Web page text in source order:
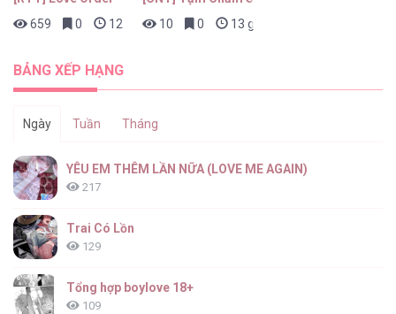
CẬU LÀ THẾ GIỚI CỦA TÔI [...] – Chap 15
659
0 12 giờ trước
10
0 13 giờ trước
BẢNG XẾP HẠNG
Ngày Tuần Tháng
YÊU EM THÊM LẦN NỮA (LOVE ME AGAIN)
217
Trai Có Lồn
129
Tổng hợp boylove 18+
109